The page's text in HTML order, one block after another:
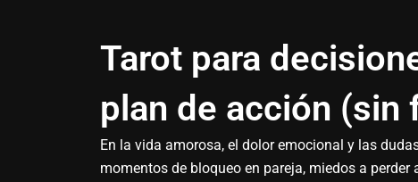
Tarot para
plan de acción (sin
En la vida amorosa, el dolor emocional y las
momentos de bloqueo en pareja, miedos a